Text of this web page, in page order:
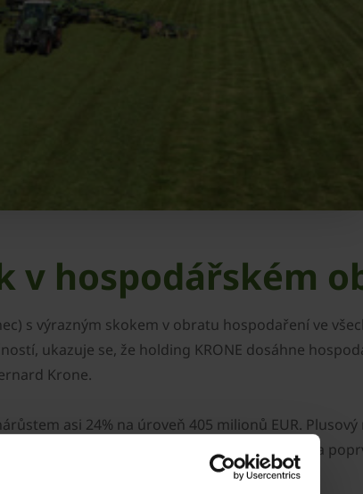
v hospodářském
s výrazným skokem v obratu hospodaření ve
ukazuje se, že holding KRONE dosáhne
Krone.
asi 24% na úroveň 405 milionů EUR. Plusový
und Dienstleistungen). Zde KRONE překročila